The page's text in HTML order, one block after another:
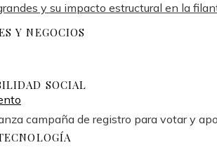
y su impacto estructural en la
Y NEGOCIOS
SOCIAL
campaña de registro para votar y